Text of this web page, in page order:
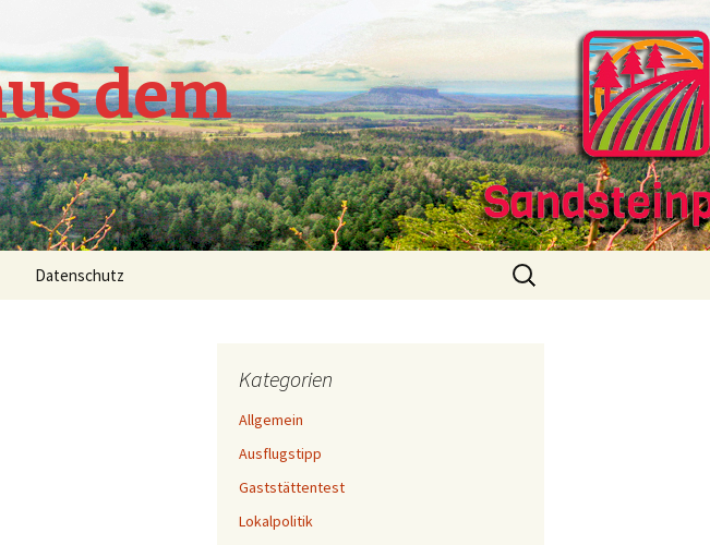
dem
Datenschutz
Suchen
nach:
Kategorien
Allgemein
Ausflugstipp
Gaststättentest
Lokalpolitik